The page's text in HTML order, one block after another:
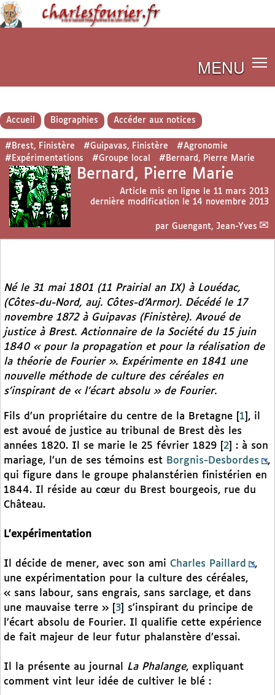
MENU
Accueil Biographies Accéder aux notices
#Brest, Finistère #Guipavas, Finistère
#Agronomie
#Expérimentations
#Groupe local #Bernard, Pierre Marie
Bernard, Pierre Marie
Article mis en ligne le 11 mars 2013
dernière modification le 14 novembre 2013
par Guengant, Jean-Yves
Né le 31 mai 1801 (11 Prairial an IX) à Louédac,
(Côtes-du-Nord, auj. Côtes-d’Armor). Décédé le 17
novembre 1872 à Guipavas (Finistère). Avoué de
justice à Brest. Actionnaire de la Société du 15 juin
1840 « pour la propagation et pour la réalisation de
la théorie de Fourier ». Expérimente en 1841 une
nouvelle méthode de culture des céréales en
s’inspirant de « l’écart absolu » de Fourier.
Fils d’un propriétaire du centre de la Bretagne 1 , il
est avoué de justice au tribunal de Brest dès les
années 1820. Il se marie le 25 février 1829
2
: à son
mariage, l’un de ses témoins est Borgnis-Desbordes
,
qui figure dans le groupe phalanstérien finistérien en
1844. Il réside au cœur du Brest bourgeois, rue du
Château.
L’expérimentation
Il décide de mener, avec son ami Charles Paillard
,
une expérimentation pour la culture des céréales,
« sans labour, sans engrais, sans sarclage, et dans
une mauvaise terre »
3
s’inspirant du principe de
l’écart absolu de Fourier. Il qualifie cette expérience
de fait majeur de leur futur phalanstère d’essai.
Il la présente au journal La Phalange, expliquant
comment vint leur idée de cultiver le blé :